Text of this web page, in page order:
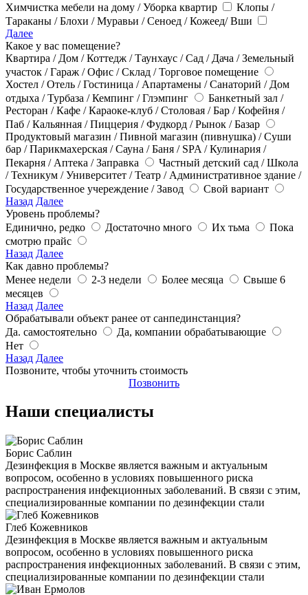
Химчистка мебели на дому / Уборка квартир
Клопы /
Тараканы / Блохи / Муравьи / Сеноед / Кожеед/ Вши
Далее
Какое у вас помещение?
Квартира / Дом / Коттедж / Таунхаус / Сад / Дача / Земельный
участок / Гараж / Офис / Склад / Торговое помещение
Хостел / Отель / Гостиница / Апартамены / Санаторий / Дом
отдыха / Турбаза / Кемпинг / Глэмпинг
Банкетный зал /
Ресторан / Кафе / Караоке-клуб / Столовая / Бар / Кофейня /
Паб / Кальянная / Пиццерия / Фудкорд / Рынок / Базар
Продуктовый магазин / Пивной магазин (пивнушка) / Суши
бар / Парикмахерская / Сауна / Баня / SPA / Кулинария /
Пекарня / Аптека / Заправка
Частный детский сад / Школа
/ Техникум / Университет / Театр / Административное здание /
Государственное учереждение / Завод
Свой вариант
Назад Далее
Уровень проблемы?
Единично, редко
Достаточно много Их тьма
Пока
смотрю прайс
Назад Далее
Как давно проблемы?
Менее недели
2-3 недели Более месяца
Свыше 6
месяцев
Назад Далее
Обрабатывали объект ранее от санпединстанция?
Да. самостоятельно
Да, компании обрабатывающие
Нет
Назад Далее
Позвоните, чтобы уточнить стоимость
Позвонить
Наши специалисты
Борис Саблин
Дезинфекция в Москве является важным и актуальным
вопросом, особенно в условиях повышенного риска
распространения инфекционных заболеваний. В связи с этим,
специализированные компании по дезинфекции стали
Глеб Кожевников
Дезинфекция в Москве является важным и актуальным
вопросом, особенно в условиях повышенного риска
распространения инфекционных заболеваний. В связи с этим,
специализированные компании по дезинфекции стали